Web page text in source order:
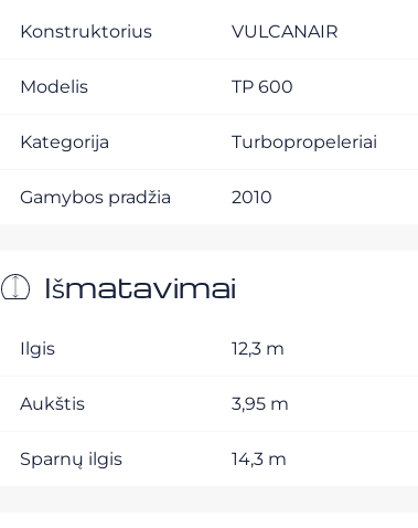
Konstruktorius VULCANAIR
Modelis TP 600
Kategorija Turbopropeleriai
Gamybos pradžia 2010
Išmatavimai
Ilgis 12,3 m
Aukštis 3,95 m
Sparnų ilgis 14,3 m